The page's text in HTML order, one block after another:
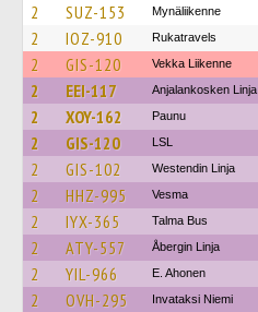
2 SUZ-153 Mynäliikenne
2 IOZ-910 Rukatravels
2 GIS-120 Vekka Liikenne
2 EEI-117 Anjalankosken Linja
2 XOY-162 Paunu
2 GIS-120 LSL
2 GIS-102 Westendin Linja
2 HHZ-995 Vesma
2 IYX-365 Talma Bus
2 ATY-557 Åbergin Linja
2 YIL-966 E. Ahonen
2 OVH-295 Invataksi Niemi